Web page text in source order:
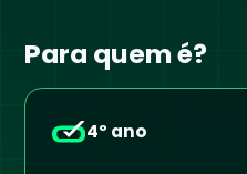
Para quem é?
4º ano